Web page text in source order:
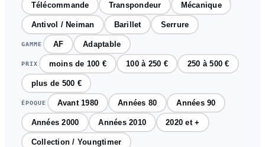
Télécommande Transpondeur Mécanique
Antivol / Neiman Barillet Serrure
GAMME AF Adaptable
PRIX moins de 100 € 100 à 250 € 250 à 500 €
plus de 500 €
ÉPOQUE Avant 1980 Années 80 Années 90
Années 2000 Années 2010 2020 et +
Collection / Youngtimer